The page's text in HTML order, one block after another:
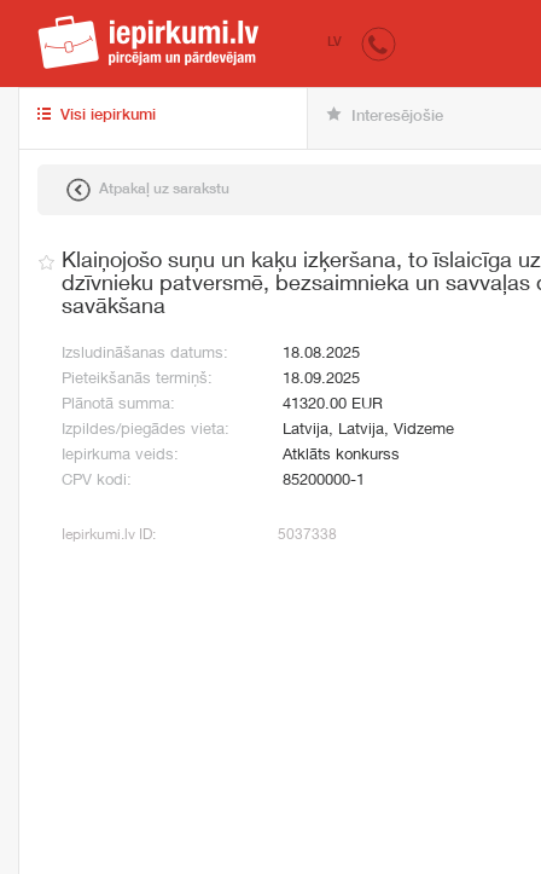
iepirkumi.lv
LV
Visi iepirkumi Interesējošie
Atpakaļ uz sarakstu
Klaiņojošo suņu un kaķu izķeršana, to īslaicīga
dzīvnieku patversmē, bezsaimnieka un savvaļas
savākšana
Izsludināšanas datums:
18.08.2025
Pieteikšanās termiņš:
18.09.2025
Plānotā summa:
41320.00 EUR
Izpildes/piegādes vieta:
Latvija, Latvija, Vidzeme
Iepirkuma veids:
Atklāts konkurss
CPV kodi:
85200000-1
Iepirkumi.lv ID: 5037338